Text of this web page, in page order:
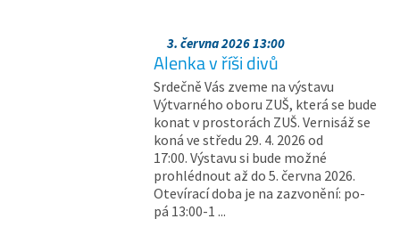
3. června 2026 13:00
Alenka v říši divů
Srdečně Vás zveme na výstavu
Výtvarného oboru ZUŠ, která se bude
konat v prostorách ZUŠ. Vernisáž se
koná ve středu 29. 4. 2026 od
17:00. Výstavu si bude možné
prohlédnout až do 5. června 2026.
Otevírací doba je na zazvonění: po-
pá 13:00-1 ...